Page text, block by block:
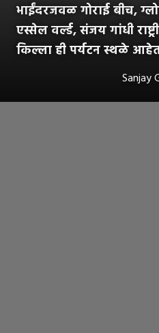
भाईंदरजवळ गोराई बीच,
एस्सेल वर्ल्ड, संजय गांधी
किल्ला ही पर्यटन स्थळे
Sanjay